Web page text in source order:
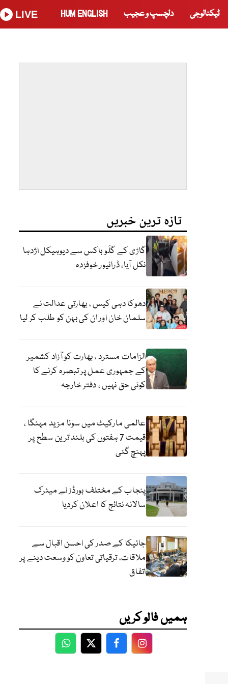
ٹیکنالوجی دلچسپ و عجیب HUM ENGLISH
LIVE
تازہ ترین خبریں
گاڑی کے گلَو باکس سے دیوہیکل اژدہا
نکل آیا، ڈرائیور خوفزدہ
دھوکا دہی کیس ، بھارتی عدالت نے
سلمان خان اور ان کی بہن کو طلب کر لیا
الزامات مسترد ، بھارت کو آزاد کشمیر
کے جمہوری عمل پر تبصرہ کرنے کا
کوئی حق نہیں ، دفتر خارجہ
عالمی مارکیٹ میں سونا مزید مہنگا ،
قیمت 7 ہفتوں کی بلند ترین سطح پر
پہنچ گئی
پنجاب کے مختلف بورڈز نے میٹرک
سالانہ نتائج کا اعلان کردیا
جائیکا کے صدر کی احسن اقبال سے
ملاقات، ترقیاتی تعاون کو وسعت دینے پر
اتفاق
ہمیں فالو کریں
WhatsApp
TwitterFacebookFacebook